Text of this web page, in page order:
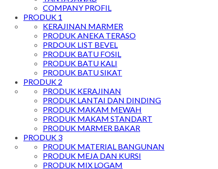
COMPANY PROFIL
PRODUK 1
KERAJINAN MARMER
PRODUK ANEKA TERASO
PRDOUK LIST BEVEL
PRODUK BATU FOSIL
PRODUK BATU KALI
PRODUK BATU SIKAT
PRODUK 2
PRODUK KERAJINAN
PRODUK LANTAI DAN DINDING
PRODUK MAKAM MEWAH
PRODUK MAKAM STANDART
PRODUK MARMER BAKAR
PRODUK 3
PRODUK MATERIAL BANGUNAN
PRODUK MEJA DAN KURSI
PRODUK MIX LOGAM